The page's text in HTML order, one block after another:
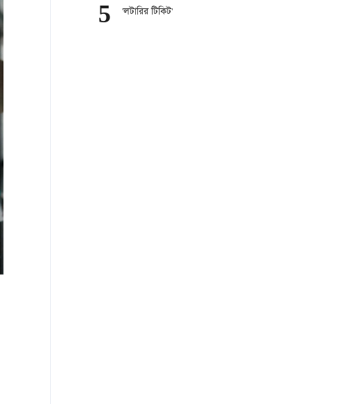
5 'লটারির টিকিট'